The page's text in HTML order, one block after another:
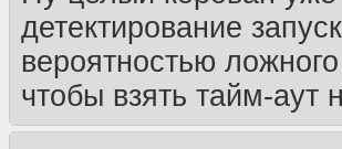
детектирование
вероятностью
чтобы взять тайм-аут